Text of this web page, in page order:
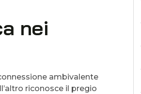
nei
ambivalente
riconosce il pregio